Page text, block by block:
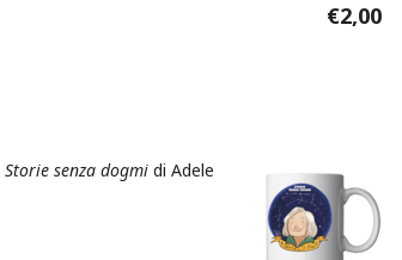
€2,00
Storie senza dogmi di Adele